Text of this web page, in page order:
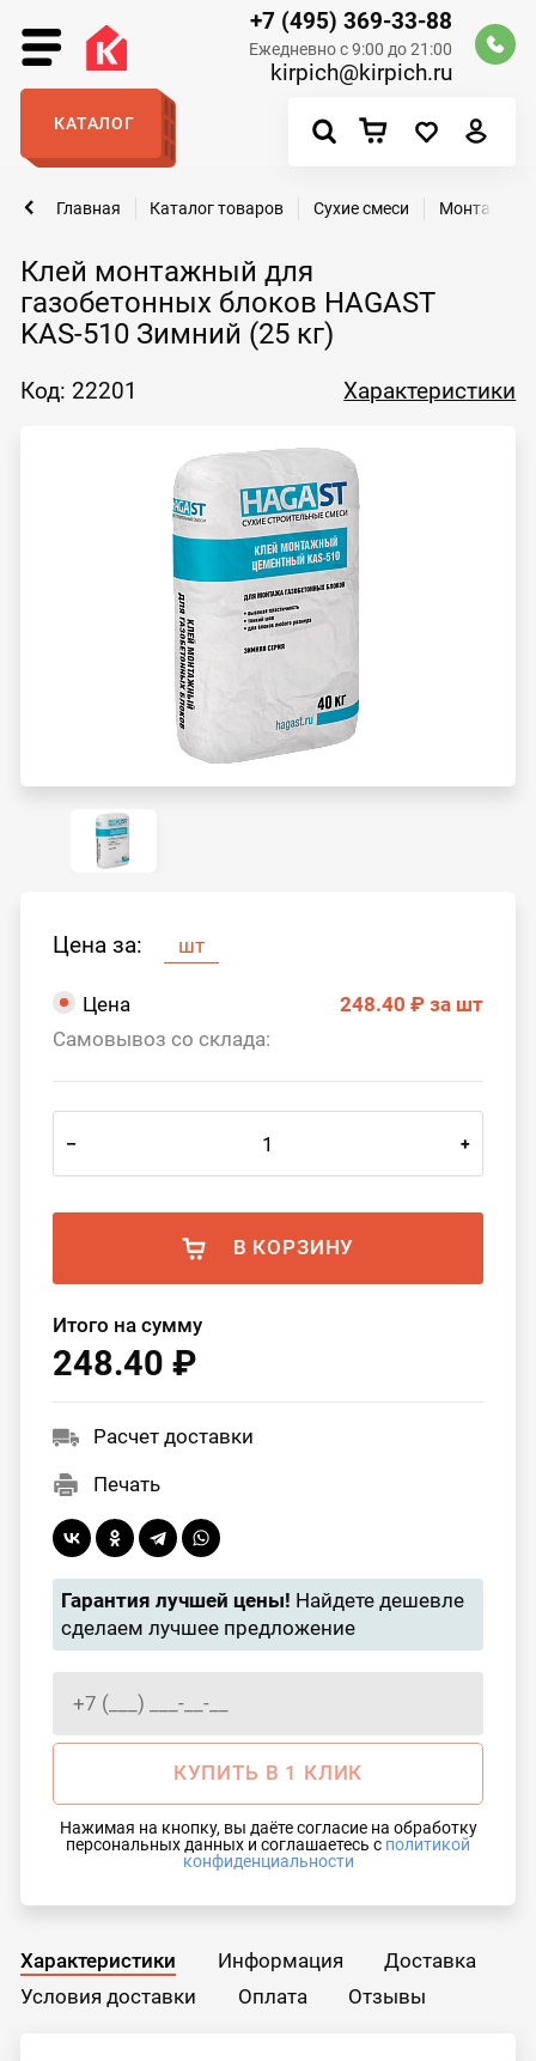
+7 (495) 369-33-88
Ежедневно с 9:00 до 21:00
kirpich@kirpich.ru
КАТАЛОГ
Клей монтажный для
газобетонных блоков HAGAST
KAS-510 Зимний (25 кг)
Главная Каталог товаров Сухие смеси Монтажные
Код: 22201 Характеристики
Цена за: шт
Цена 248.40 ₽ за шт
Самовывоз со склада:
– +
В КОРЗИНУ
Итого на сумму
248.40 ₽
Расчет доставки
Печать
Гарантия лучшей цены! Найдете дешевле
сделаем лучшее предложение
КУПИТЬ В 1 КЛИК
Нажимая на кнопку, вы даёте согласие на обработку
персональных данных и соглашаетесь с политикой
конфиденциальности
Характеристики Информация
Доставка
Условия доставки
Оплата Отзывы